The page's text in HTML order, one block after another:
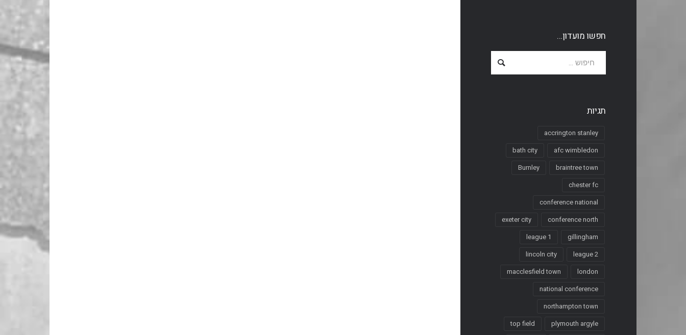
חפשו מועדון…
תגיות
accrington stanley
afc wimbledon
bath city
braintree town
Burnley
chester fc
conference national
conference north
exeter city
gillingham
league 1
league 2
lincoln city
london
macclesfield town
national conference
northampton town
plymouth argyle
top field